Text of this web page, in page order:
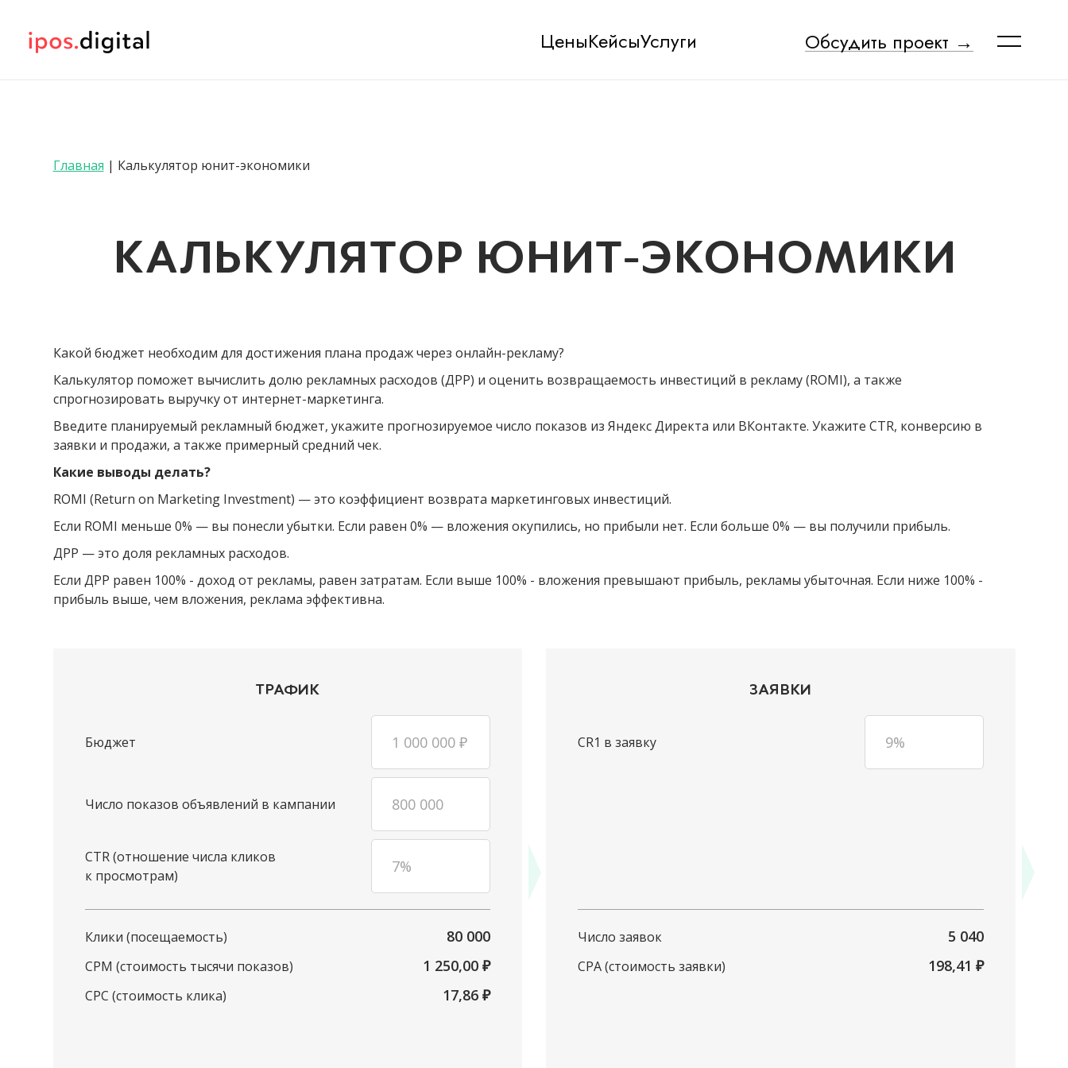
ЦеныКейсыУслуги Обсудить проект →
Главная | Калькулятор юнит-экономики
КАЛЬКУЛЯТОР ЮНИТ-ЭКОНОМИКИ
Какой бюджет необходим для достижения плана продаж через онлайн-рекламу?
Калькулятор поможет вычислить долю рекламных расходов (ДРР) и оценить возвращаемость инвестиций в рекламу (ROMI), а также
спрогнозировать выручку от интернет-маркетинга.
Введите планируемый рекламный бюджет, укажите прогнозируемое число показов из Яндекс Директа или ВКонтакте. Укажите CTR, конверсию в
заявки и продажи, а также примерный средний чек.
Какие выводы делать?
ROMI (Return on Marketing Investment) — это коэффициент возврата маркетинговых инвестиций.
Если ROMI меньше 0% — вы понесли убытки. Если равен 0% — вложения окупились, но прибыли нет. Если больше 0% — вы получили прибыль.
ДРР — это доля рекламных расходов.
Если ДРР равен 100% - доход от рекламы, равен затратам. Если выше 100% - вложения превышают прибыль, рекламы убыточная. Если ниже 100% -
прибыль выше, чем вложения, реклама эффективна.
ТРАФИК
Бюджет 1 000 000 ₽
Число показов объявлений в кампании 800 000
CTR(отношение числа кликов
к просмотрам)
7%
Клики (посещаемость) 80 000
CPM (стоимость тысячи показов) 1 250,00 ₽
CPC (стоимость клика) 17,86 ₽
ЗАЯВКИ
CR1 в заявку 9%
Число заявок 5 040
CPA (стоимость заявки) 198,41 ₽